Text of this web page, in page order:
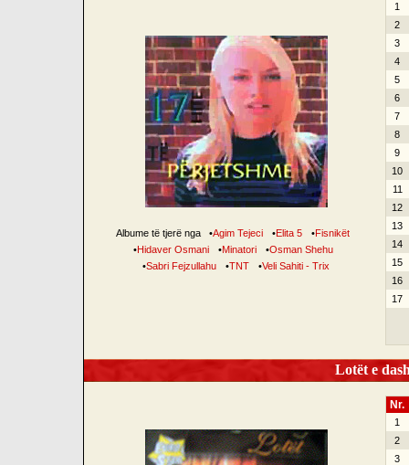
Albume të tjerë nga •Agim Tejeci •Elita 5 •Fisnikët
•Hidaver Osmani •Minatori •Osman Shehu
•Sabri Fejzullahu •TNT •Veli Sahiti - Trix
1
2
3
4
5
6
7
8
9
10
11
12
13
14
15
16
17
Lotët e
Nr.
1
2
3